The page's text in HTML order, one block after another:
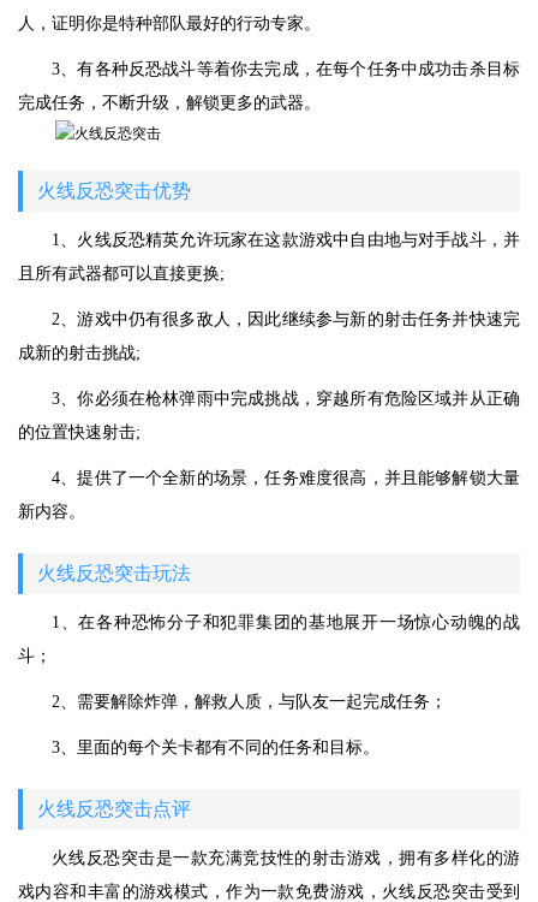
人，证明你是特种部队最好的行动专家。
3、有各种反恐战斗等着你去完成，在每个任务中成功击杀目标
完成任务，不断升级，解锁更多的武器。
火线反恐突击优势
1、火线反恐精英允许玩家在这款游戏中自由地与对手战斗，并
且所有武器都可以直接更换;
2、游戏中仍有很多敌人，因此继续参与新的射击任务并快速完
成新的射击挑战;
3、你必须在枪林弹雨中完成挑战，穿越所有危险区域并从正确
的位置快速射击;
4、提供了一个全新的场景，任务难度很高，并且能够解锁大量
新内容。
火线反恐突击玩法
1、在各种恐怖分子和犯罪集团的基地展开一场惊心动魄的战
斗；
2、需要解除炸弹，解救人质，与队友一起完成任务；
3、里面的每个关卡都有不同的任务和目标。
火线反恐突击点评
火线反恐突击是一款充满竞技性的射击游戏，拥有多样化的游
戏内容和丰富的游戏模式，作为一款免费游戏，火线反恐突击受到